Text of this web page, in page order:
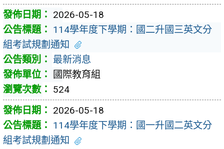
2026-05-18
114學年度下學期：國二升國三英文分
組考試規劃通知
最新消息
國際教育組
524
2026-05-18
114學年度下學期：國一升國二英文分
組考試規劃通知